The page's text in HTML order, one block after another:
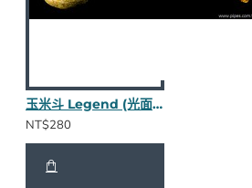
玉米斗 Legend (光面黃嘴彎斗) M690-2
NT$280